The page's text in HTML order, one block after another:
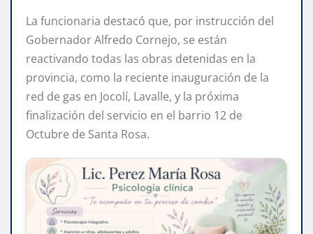
La funcionaria destacó que, por instrucción del
Gobernador Alfredo Cornejo, se están
reactivando todas las obras detenidas en la
provincia, como la reciente inauguración de la
red de gas en Jocolí, Lavalle, y la próxima
finalización del servicio en el barrio 12 de
Octubre de Santa Rosa.